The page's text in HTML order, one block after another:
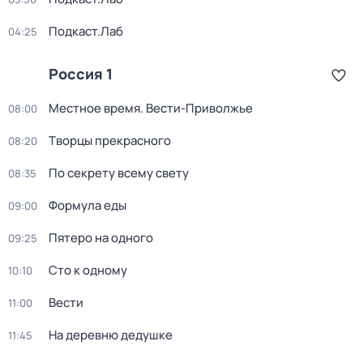
04:25 Подкаст.Лаб
Россия 1
08:00 Местное время. Вести-Приволжье
08:20 Творцы прекрасного
08:35 По секрету всему свету
09:00 Формула еды
09:25 Пятеро на одного
10:10 Сто к одному
11:00 Вести
11:45 На деревню дедушке